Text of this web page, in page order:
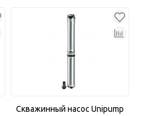
Скважинный насос Unipump